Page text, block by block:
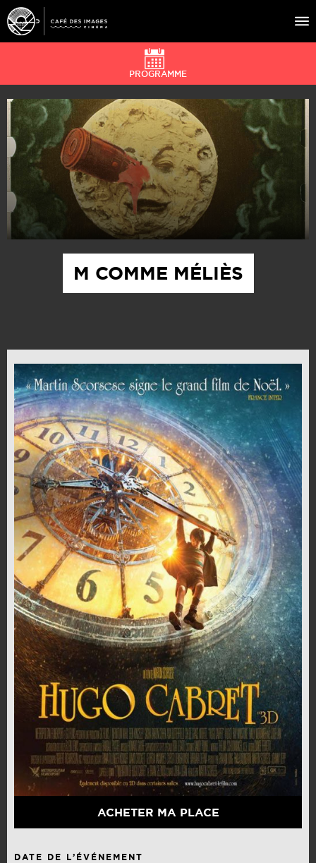
À L’AFFICHE
ÉVÉNEMENTS
CAFÉ DU CINÉ
PRATIQUE
ÉDUCATION AUX IMAGES
PROGRAMME
M COMME MÉLIÈS
ACHETER MA PLACE
DATE DE L’ÉVÉNEMENT